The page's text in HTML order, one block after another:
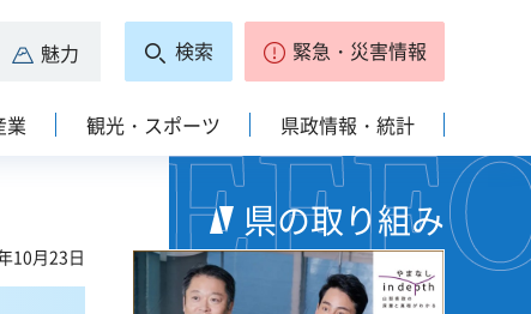
魅力 検索 緊急・災害情報
業 観光・スポーツ 県政情報・統計
10月23日
県の取り組み